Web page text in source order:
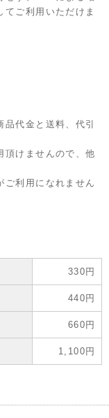
ご利用いただけま
代金と送料、代引
頂けませんので、他
利用になれません
330円
440円
660円
1,100円